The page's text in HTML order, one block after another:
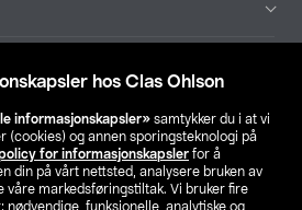
hos Clas Ohlson
informasjonskapsler» samtykker du i at vi
(cookies) og annen sporingsteknologi på
for informasjonskapsler for å
din på vårt nettsted, analysere bruken av
våre markedsføringstiltak. Vi bruker fire
funksjonelle, analytiske og
Finn din butikk